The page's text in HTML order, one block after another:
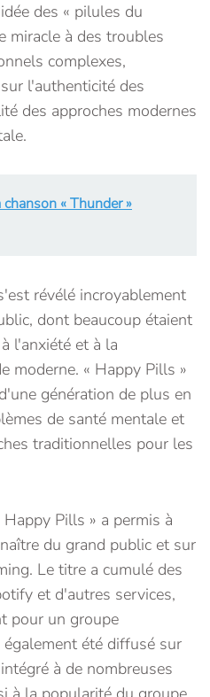
des « pilules du
miracle à des troubles
complexes,
l'authenticité des
des approches modernes
« Thunder »
révélé incroyablement
dont beaucoup étaient
l'anxiété et à la
moderne. « Happy Pills »
génération de plus en
de santé mentale et
traditionnelles pour les
Pills » a permis à
du grand public et sur
Le titre a cumulé des
et d'autres services,
pour un groupe
été diffusé sur
à de nombreuses